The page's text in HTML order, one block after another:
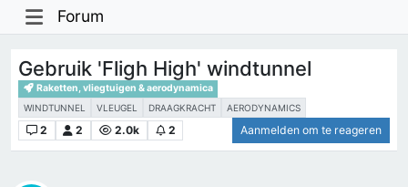
Forum
Gebruik 'Fligh High' windtunnel
Raketten, vliegtuigen & aerodynamica
WINDTUNNEL VLEUGEL DRAAGKRACHT AERODYNAMICS
2 2 2.0k 2 Aanmelden om te reageren